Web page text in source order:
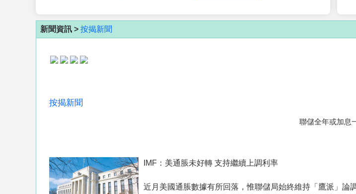
新聞資訊 > 按揭新聞
按揭新聞
聯儲全年或加息
IMF：美通脹未好轉 支持繼續上調利率
近月美國通脹數據有所回落，惟聯儲局始終維持「鷹派」論